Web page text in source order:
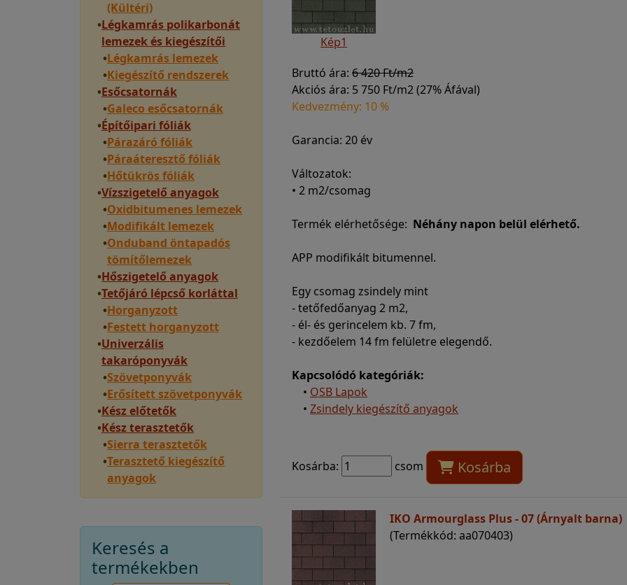
(Kültéri)
•Légkamrás polikarbonát
lemezek és kiegészítői
•Légkamrás lemezek
•Kiegészítő rendszerek
•Esőcsatornák
•Galeco esőcsatornák
•Építőipari fóliák
•Párazáró fóliák
•Páraáteresztő fóliák
•Hőtükrös fóliák
•Vízszigetelő anyagok
•Oxidbitumenes lemezek
•Modifikált lemezek
•Onduband öntapadós
tömítőlemezek
•Hőszigetelő anyagok
•Tetőjáró lépcső korláttal
•Horganyzott
•Festett horganyzott
•Univerzális
takaróponyvák
•Szövetponyvák
•Erősített szövetponyvák
•Kész előtetők
•Kész terasztetők
•Sierra terasztetők
•Terasztető kiegészítő
anyagok
Keresés a
termékekben
Kép1
Bruttó ára: 6 420 Ft/m2
Akciós ára: 5 750 Ft/m2 (27% Áfával)
Kedvezmény: 10 %
Garancia: 20 év
Változatok:
• 2 m2/csomag
Termék elérhetősége: Néhány napon belül elérhető.
APP modifikált bitumennel.
Egy csomag zsindely mint
- tetőfedőanyag 2 m2,
- él- és gerincelem kb. 7 fm,
- kezdőelem 14 fm felületre elegendő.
Kapcsolódó kategóriák:
• OSB Lapok
• Zsindely kiegészítő anyagok
Kosárba: csom Kosárba
IKO Armourglass Plus - 07 (Árnyalt barna)
(Termékkód: aa070403)